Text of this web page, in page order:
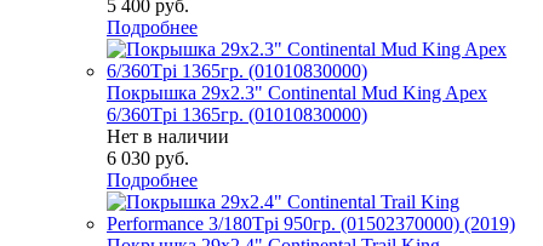
5 400 руб.
Подробнее
Покрышка 29x2.3" Continental Mud King Apex
6/360Tpi 1365гр. (01010830000)
Нет в наличии
6 030 руб.
Подробнее